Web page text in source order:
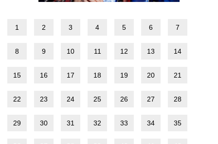
1 2 3 4 5 6 7
8 9 10 11 12 13 14
15 16 17 18 19 20 21
22 23 24 25 26 27 28
29 30 31 32 33 34 35